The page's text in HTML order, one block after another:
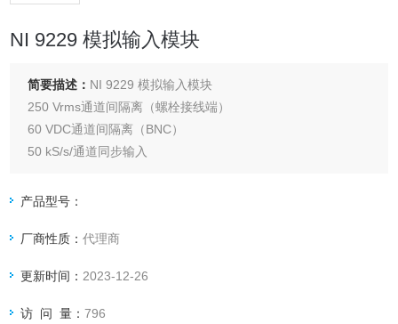
NI 9229 模拟输入模块
简要描述： NI 9229 模拟输入模块
250 Vrms通道间隔离（螺栓接线端）
60 VDC通道间隔离（BNC）
50 kS/s/通道同步输入
±60 V输入范围
产品型号：
厂商性质：代理商
更新时间： 2023-12-26
访 问 量：796